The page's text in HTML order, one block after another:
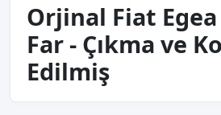
Orjinal Fiat Egea
Far - Çıkma ve
Edilmiş